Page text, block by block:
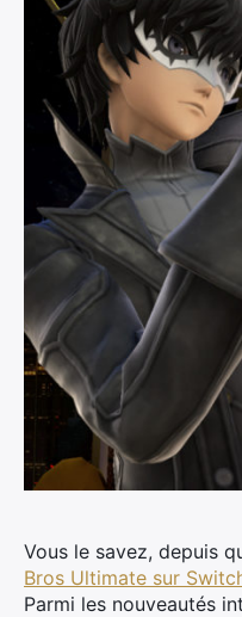
Vous le savez, depuis
Bros Ultimate sur
Parmi les nouveautés